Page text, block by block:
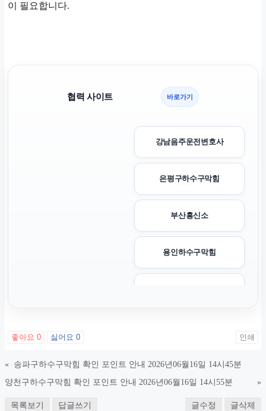
이 필요합니다.
협력 사이트 바로가기
강남음주운전변호사
은평구하수구막힘
부산흥신소
용인하수구막힘
하수구막힘
김해이혼전문변호사
좋아요 0 싫어요 0 인쇄
« 송파구하수구막힘 확인 포인트 안내 2026년06월16일 14시45분
양천구하수구막힘 확인 포인트 안내 2026년06월16일 14시55분
»
목록보기 답글쓰기 글수정 글삭제